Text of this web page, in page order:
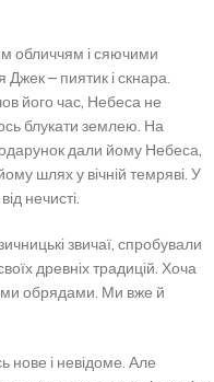
обличчям і сяючими
– пиятик і скнара.
його час, Небеса не
блукати землею. На
дали йому Небеса,
шлях у вічній темряві. У
нечисті.
звичаї, спробували
древніх традицій. Хоча
обрядами. Ми вже й
нове і невідоме. Але